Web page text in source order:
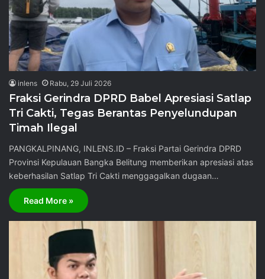
inlens Rabu, 29 Juli 2026
Fraksi Gerindra DPRD Babel Apresiasi Satlap
Tri Cakti, Tegas Berantas Penyelundupan
Timah Ilegal
PANGKALPINANG, INLENS.ID – Fraksi Partai Gerindra DPRD
Provinsi Kepulauan Bangka Belitung memberikan apresiasi atas
keberhasilan Satlap Tri Cakti menggagalkan dugaan…
Read More »